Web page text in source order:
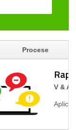
Procese
V & A